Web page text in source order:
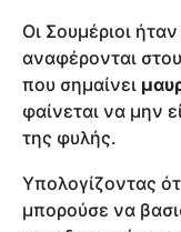
Οι Σουμέριοι
αναφέρονται
που σημαίνει
φαίνεται να μην
της φυλής.
Υπολογίζοντας
μπορούσε να